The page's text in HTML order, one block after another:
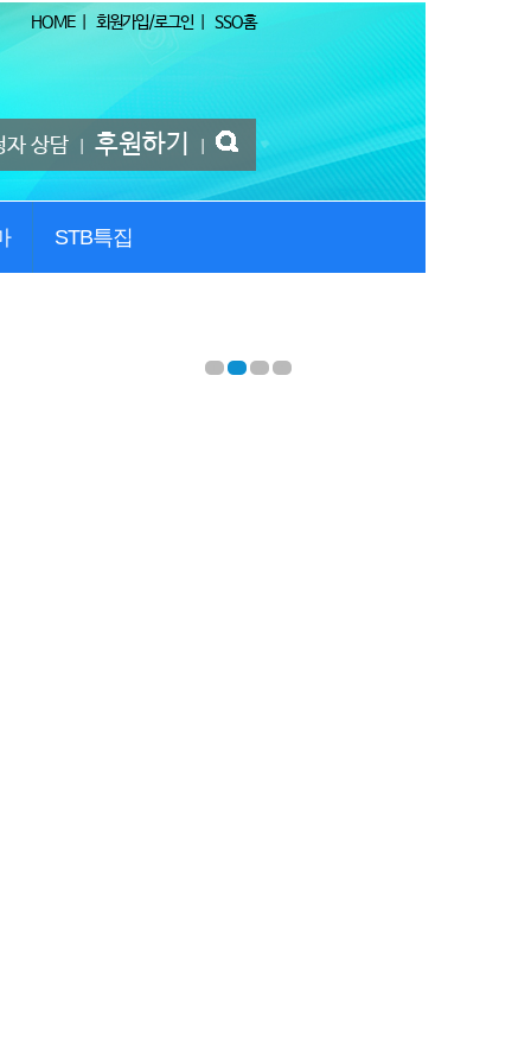
HOME| 회원가입/로그인 SSO홈
자 상담 후원하기
STB특집